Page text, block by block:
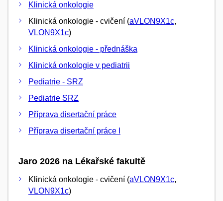
Klinická onkologie
Klinická onkologie - cvičení (aVLON9X1c,
VLON9X1c)
Klinická onkologie - přednáška
Klinická onkologie v pediatrii
Pediatrie - SRZ
Pediatrie SRZ
Příprava disertační práce
Příprava disertační práce I
Jaro 2026 na Lékařské fakultě
Klinická onkologie - cvičení (aVLON9X1c,
VLON9X1c)